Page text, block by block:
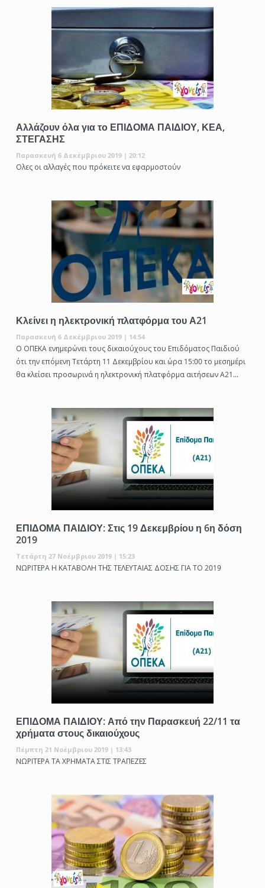
Αλλάζουν όλα για το ΕΠΙΔΟΜΑ ΠΑΙΔΙΟΥ, ΚΕΑ,
ΣΤΕΓΑΣΗΣ
Παρασκευή 6 Δεκέμβριου 2019 | 20:12
Ολες οι αλλαγές που πρόκειτε να εφαρμοστούν
Κλείνει η ηλεκτρονική πλατφόρμα του Α21
Παρασκευή 6 Δεκέμβριου 2019 | 14:54
Ο ΟΠΕΚΑ ενημερώνει τους δικαιούχους του Επιδόματος Παιδιού
ότι την επόμενη Τετάρτη 11 Δεκεμβρίου και ώρα 15:00 το μεσημέρι
θα κλείσει προσωρινά η ηλεκτρονική πλατφόρμα αιτήσεων Α21...
ΕΠΙΔΟΜΑ ΠΑΙΔΙΟΥ: Στις 19 Δεκεμβρίου η 6η δόση
2019
Τετάρτη 27 Νοέμβριου 2019 | 15:23
ΝΩΡΙΤΕΡΑ Η ΚΑΤΑΒΟΛΗ ΤΗΣ ΤΕΛΕΥΤΑΙΑΣ ΔΟΣΗΣ ΓΙΑ ΤΟ 2019
ΕΠΙΔΟΜΑ ΠΑΙΔΙΟΥ: Από την Παρασκευή 22/11 τα
χρήματα στους δικαιούχους
Πέμπτη 21 Νοέμβριου 2019 | 13:43
ΝΩΡΙΤΕΡΑ ΤΑ ΧΡΗΜΑΤΑ ΣΤΙΣ ΤΡΑΠΕΖΕΣ